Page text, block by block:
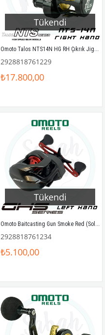
Tükendi
Omoto Talos NTS14N HG RH Çıkrık Jig Olta Makinesi (Sağ El)
2928818761229
₺17.800,00
Tükendi
Omoto Baitcasting Gun Smoke Red (Sol El)
2928818761234
₺5.100,00